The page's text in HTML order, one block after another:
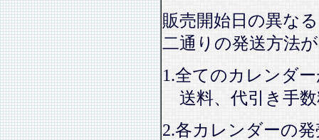
販売開始日の異な
二通りの発送方法
1.全てのカレンダ
送料、代引き手
2.各カレンダーの